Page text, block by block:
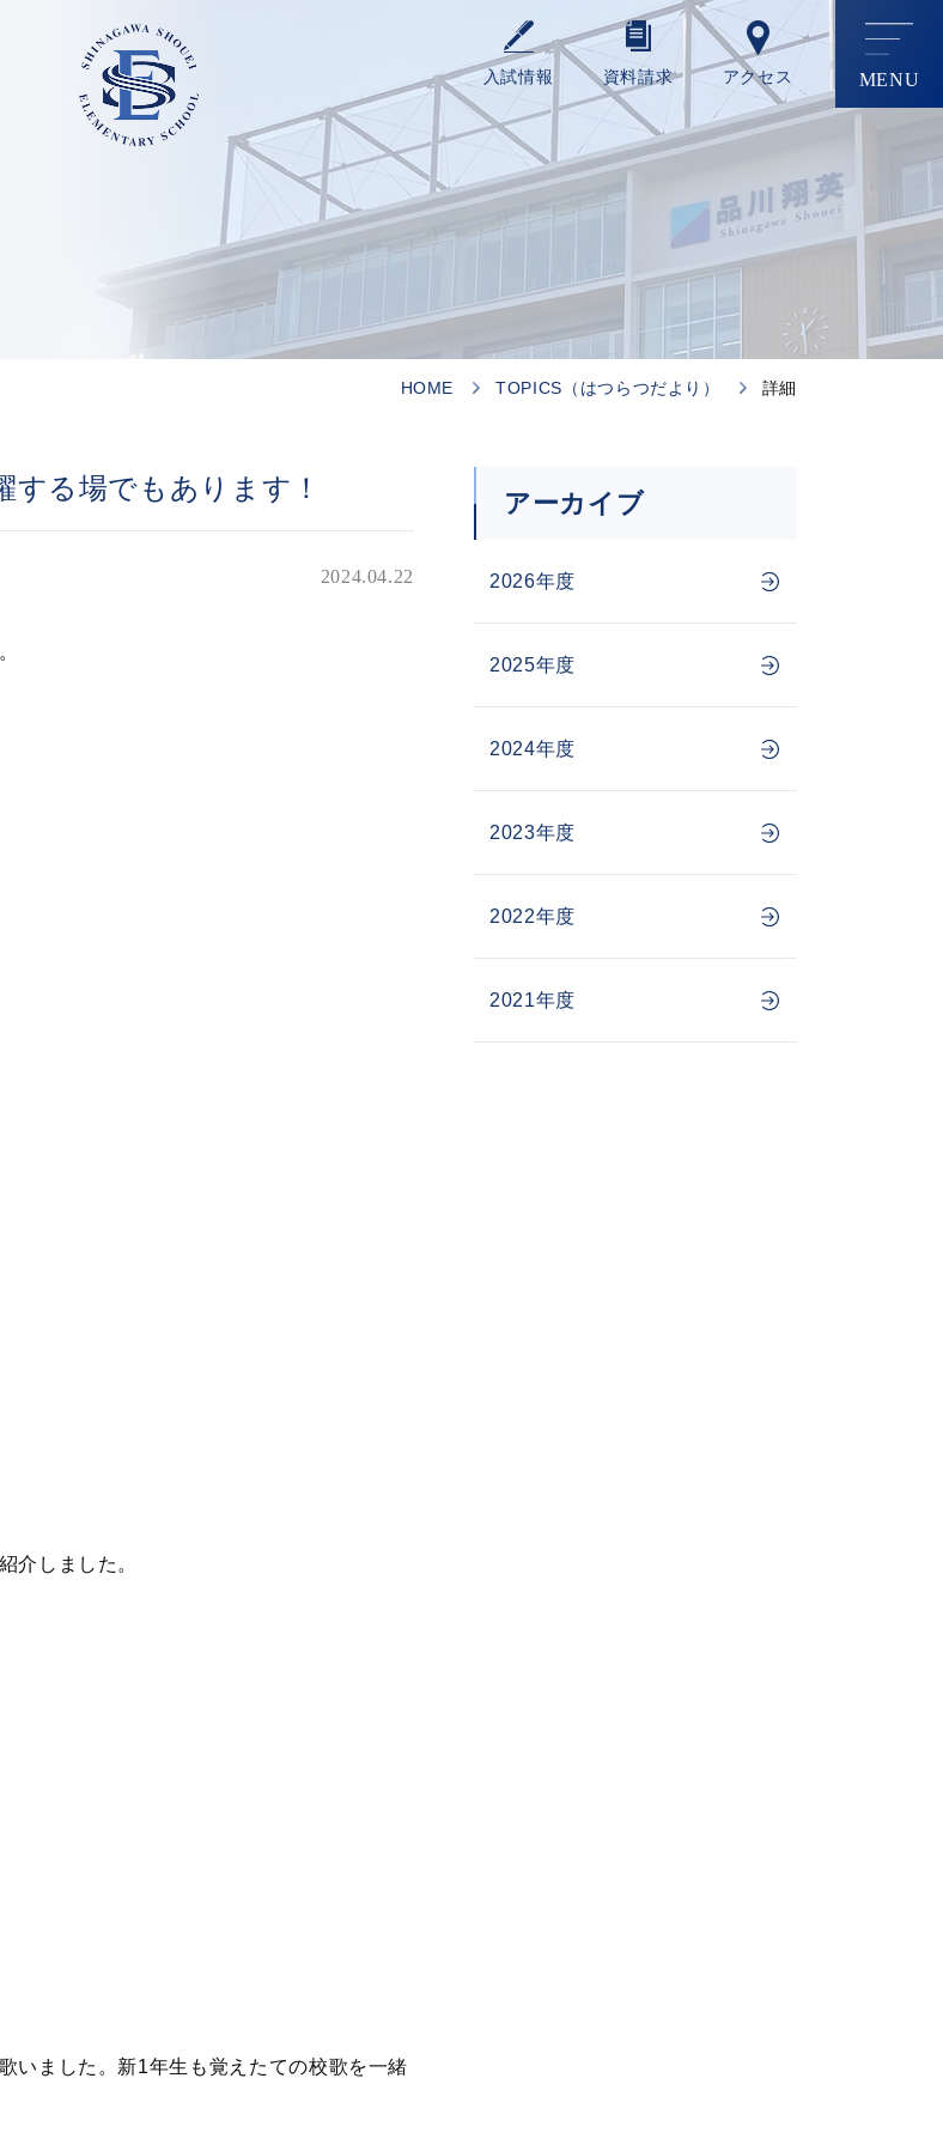
⼊試情報 資料請求 アクセス
HOME TOPICS（はつらつだより） 詳細
する場でもあります！
2024.04.22
介しました。
いました。新1年生も覚えたての校歌を一緒
アーカイブ
2026年度
2025年度
2024年度
2023年度
2022年度
2021年度